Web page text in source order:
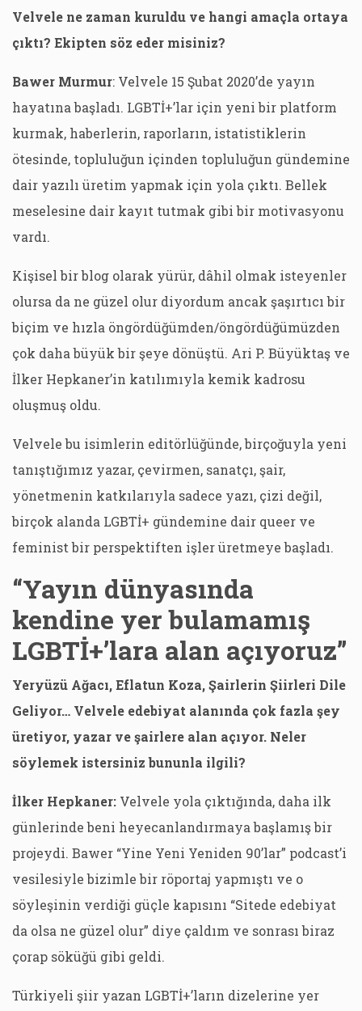
Velvele ne zaman kuruldu ve hangi amaçla ortaya
çıktı? Ekipten söz eder misiniz?
Bawer Murmur: Velvele 15 Şubat 2020’de yayın
hayatına başladı. LGBTİ+’lar için yeni bir platform
kurmak, haberlerin, raporların, istatistiklerin
ötesinde, topluluğun içinden topluluğun gündemine
dair yazılı üretim yapmak için yola çıktı. Bellek
meselesine dair kayıt tutmak gibi bir motivasyonu
vardı.
Kişisel bir blog olarak yürür, dâhil olmak isteyenler
olursa da ne güzel olur diyordum ancak şaşırtıcı bir
biçim ve hızla öngördüğümden/öngördüğümüzden
çok daha büyük bir şeye dönüştü. Ari P. Büyüktaş ve
İlker Hepkaner’in katılımıyla kemik kadrosu
oluşmuş oldu.
Velvele bu isimlerin editörlüğünde, birçoğuyla yeni
tanıştığımız yazar, çevirmen, sanatçı, şair,
yönetmenin katkılarıyla sadece yazı, çizi değil,
birçok alanda LGBTİ+ gündemine dair queer ve
feminist bir perspektiften işler üretmeye başladı.
“Yayın dünyasında
kendine yer bulamamış
LGBTİ+’lara alan açıyoruz”
Yeryüzü Ağacı, Eflatun Koza, Şairlerin Şiirleri Dile
Geliyor… Velvele edebiyat alanında çok fazla şey
üretiyor, yazar ve şairlere alan açıyor. Neler
söylemek istersiniz bununla ilgili?
İlker Hepkaner: Velvele yola çıktığında, daha ilk
günlerinde beni heyecanlandırmaya başlamış bir
projeydi. Bawer “Yine Yeni Yeniden 90’lar” podcast’i
vesilesiyle bizimle bir röportaj yapmıştı ve o
söyleşinin verdiği güçle kapısını “Sitede edebiyat
da olsa ne güzel olur” diye çaldım ve sonrası biraz
çorap söküğü gibi geldi.
Türkiyeli şiir yazan LGBTİ+’ların dizelerine yer